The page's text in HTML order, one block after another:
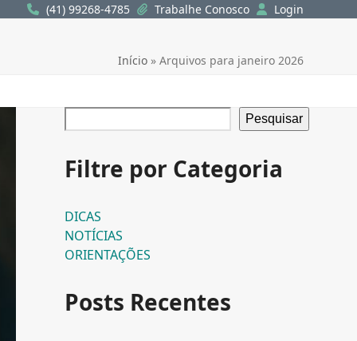
(41) 99268-4785 Trabalhe Conosco Login
Início» Arquivos para janeiro 2026
Pesquisar
Filtre por Categoria
DICAS
NOTÍCIAS
ORIENTAÇÕES
Posts Recentes